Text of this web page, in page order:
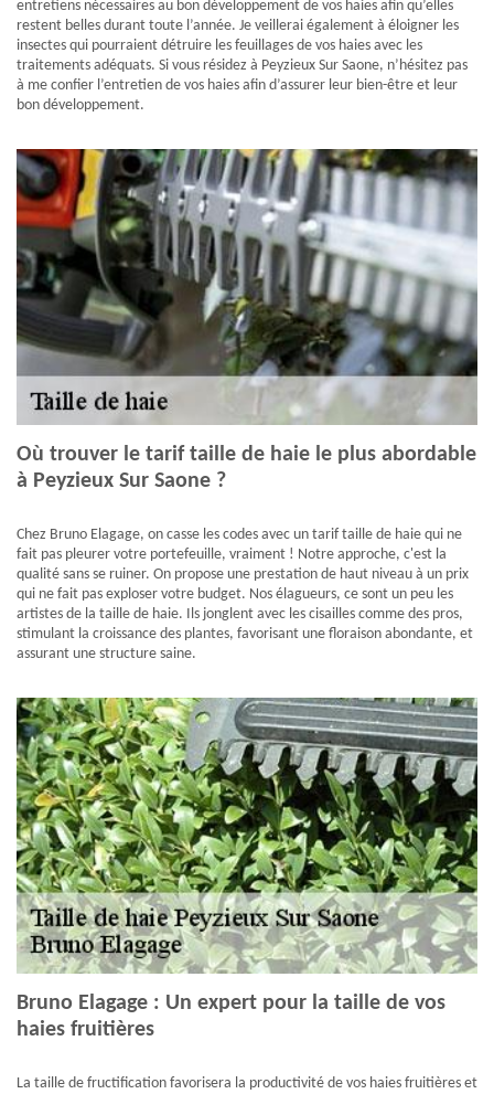
entretiens nécessaires au bon développement de vos haies afin qu’elles
restent belles durant toute l’année. Je veillerai également à éloigner les
insectes qui pourraient détruire les feuillages de vos haies avec les
traitements adéquats. Si vous résidez à Peyzieux Sur Saone, n’hésitez pas
à me confier l’entretien de vos haies afin d’assurer leur bien-être et leur
bon développement.
Où trouver le tarif taille de haie le plus abordable
à Peyzieux Sur Saone ?
Chez Bruno Elagage, on casse les codes avec un tarif taille de haie qui ne
fait pas pleurer votre portefeuille, vraiment ! Notre approche, c'est la
qualité sans se ruiner. On propose une prestation de haut niveau à un prix
qui ne fait pas exploser votre budget. Nos élagueurs, ce sont un peu les
artistes de la taille de haie. Ils jonglent avec les cisailles comme des pros,
stimulant la croissance des plantes, favorisant une floraison abondante, et
assurant une structure saine.
Bruno Elagage : Un expert pour la taille de vos
haies fruitières
La taille de fructification favorisera la productivité de vos haies fruitières et